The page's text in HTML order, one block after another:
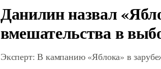
Данилин назвал
вмешательства в
Эксперт: В кампанию «Яблока» в